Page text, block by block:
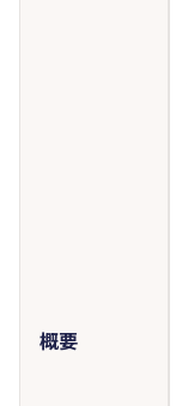
概要